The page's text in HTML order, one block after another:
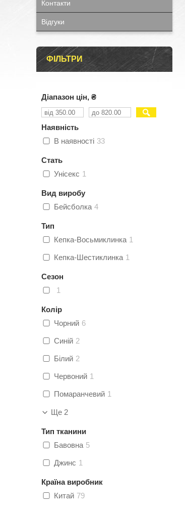
Контакти
Відгуки
ФІЛЬТРИ
Діапазон цін, ₴
Наявність
В наявності 33
Стать
Унісекс 1
Вид виробу
Бейсболка 4
Тип
Кепка-Восьмиклинка 1
Кепка-Шестиклинка 1
Сезон
1
Колір
Чорний 6
Синій 2
Білий 2
Червоний 1
Помаранчевий 1
Ще 2
Тип тканини
Бавовна 5
Джинс 1
Країна виробник
Китай 79